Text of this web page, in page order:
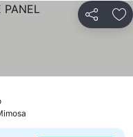
Partilhar
Ver preços